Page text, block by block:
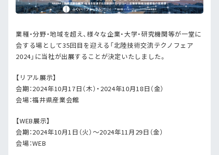
業種・分野・地域を超え、様々な企業・大学・研究機関等が一堂に
会する場として35回目を迎える「北陸技術交流テクノフェア
2024」に当社が出展することが決定いたしました。
【リアル展示】
会期：2024年10月17日（木）・2024年10月18日（金）
会場：福井県産業会館
【WEB展示】
会期：2024年10月1日（火）～2024年11月29日（金）
会場：WEB